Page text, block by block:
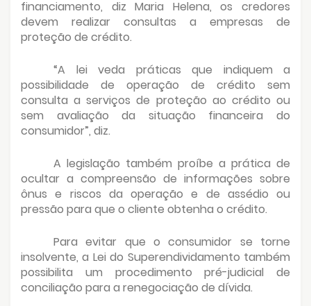
financiamento, diz Maria Helena, os credores
devem realizar consultas a empresas de
proteção de crédito.
“A lei veda práticas que indiquem a
possibilidade de operação de crédito sem
consulta a serviços de proteção ao crédito ou
sem avaliação da situação financeira do
consumidor”, diz.
A legislação também proíbe a prática de
ocultar a compreensão de informações sobre
ônus e riscos da operação e de assédio ou
pressão para que o cliente obtenha o crédito.
Para evitar que o consumidor se torne
insolvente, a Lei do Superendividamento também
possibilita um procedimento pré-judicial de
conciliação para a renegociação de dívida.